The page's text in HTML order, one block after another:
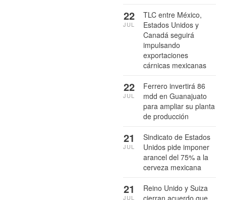
TLC entre México,
Estados Unidos y
Canadá seguirá
impulsando
exportaciones
cárnicas mexicanas
22
JUL
Ferrero invertirá 86
mdd en Guanajuato
para ampliar su planta
de producción
22
JUL
Sindicato de Estados
Unidos pide imponer
arancel del 75% a la
cerveza mexicana
21
JUL
Reino Unido y Suiza
21
JUL